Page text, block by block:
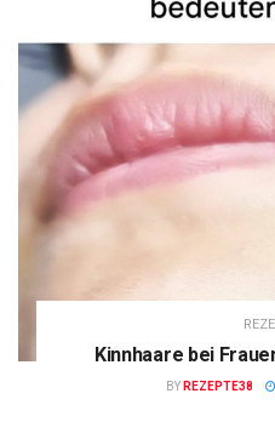
Kinnhaare bei
BY REZEPTE38